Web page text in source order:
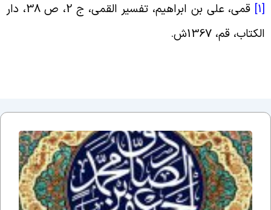
قمی، علی بن ابراهیم، تفسیر القمی، ج ‏2، ص 38، دار
قم، 1367ش‏.
اَلسَلامُ
عَلَیکَ
اَبا
عَبدِاللّهِ
یا
جَعفَرَ